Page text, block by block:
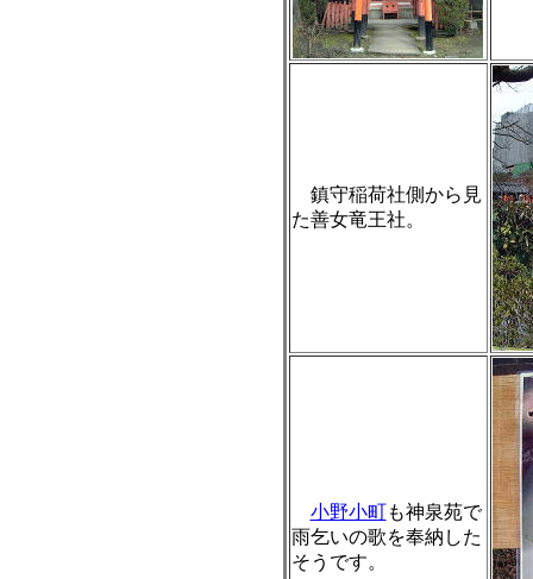
鎮守稲荷社側から見
た善女竜王社。
小野小町も神泉苑で
雨乞いの歌を奉納した
そうです。